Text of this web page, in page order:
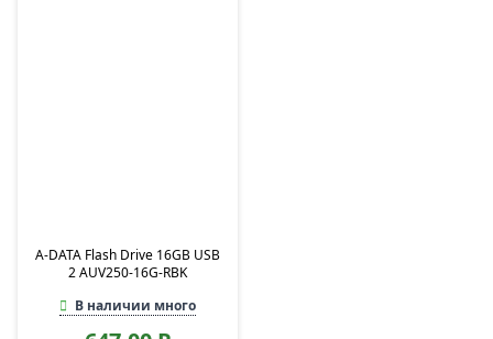
A-DATA Flash Drive 16GB USB
2 AUV250-16G-RBK
В наличии много